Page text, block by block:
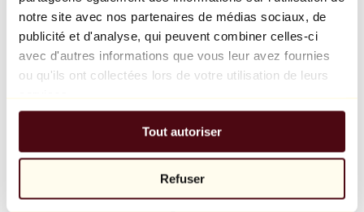
notre site avec nos partenaires de médias sociaux, de
publicité et d'analyse, qui peuvent combiner celles-ci
avec d'autres informations que vous leur avez fournies
ou qu'ils ont collectées lors de votre utilisation de leurs
Tout autoriser
Refuser
Balloon Dog (Orange)
Jeff Koons
10 000 €
Parcourir
Tous les sculpteurs
Tous les photographes